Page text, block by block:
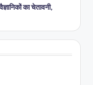
का चेतावनी,